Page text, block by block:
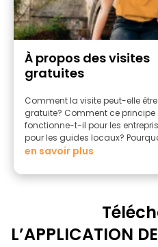
À propos des visites
gratuites
Comment la visite peut-elle être
gratuite? Comment ce principe
fonctionne-t-il pour les
pour les guides locaux?
devriez-vous faire une visite à
en savoir plus
L’APPLICATION